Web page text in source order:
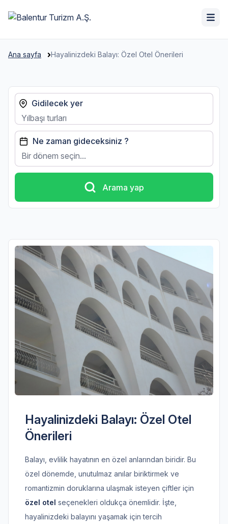
Ana sayfa Hayalinizdeki Balayı: Özel Otel Önerileri
Gidilecek yer
Ne zaman gideceksiniz ?
Bir dönem seçin...
Arama yap
Hayalinizdeki Balayı: Özel Otel
Önerileri
Balayı, evlilik hayatının en özel anlarından biridir. Bu
özel dönemde, unutulmaz anılar biriktirmek ve
romantizmin doruklarına ulaşmak isteyen çiftler için
özel otel seçenekleri oldukça önemlidir. İşte,
hayalinizdeki balayını yaşamak için tercih